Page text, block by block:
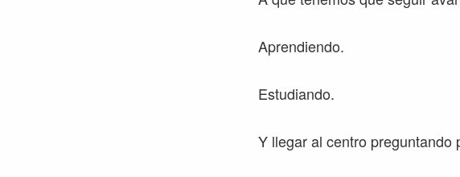
Aprendiendo.
Estudiando.
Y llegar al centro preguntando